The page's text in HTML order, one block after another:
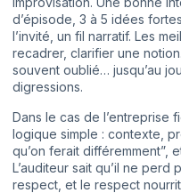
d’épisode, 3 à 5 idées
l’invité, un fil narratif. Les
recadrer, clarifier une
souvent oublié… jusqu’au
digressions.
Dans le cas de l’entreprise
logique simple : contexte,
qu’on ferait différemment”,
L’auditeur sait qu’il ne perd
respect, et le respect nourrit